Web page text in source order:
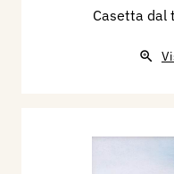
Casetta dal